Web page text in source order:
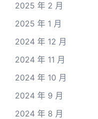
2025 年 2 月
2025 年 1 月
2024 年 12 月
2024 年 11 月
2024 年 10 月
2024 年 9 月
2024 年 8 月